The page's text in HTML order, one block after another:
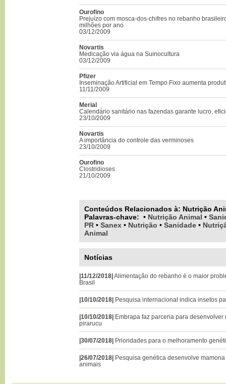
Ourofino
Prejuízo com mosca-dos-chifres no rebanho
milhões por ano
03/12/2009
Novartis
Medicação via água na Suinocultura
03/12/2009
Pfizer
Inseminação Artificial em Tempo Fixo aumenta
11/11/2009
Merial
Calendário sanitário nas fazendas garante lucro,
23/10/2009
Novartis
A importância do controle das verminoses
23/10/2009
Ourofino
Clostridioses
21/10/2009
Conteúdos Relacionados à: Nutrição
Palavras-chave: • Nutrição Animal •
PR • Sanex • Nutrição • Sanidade •
Animal
Notícias
|11/12/2018|Alimentação do rebanho é o maior
Brasil
|10/10/2018| Pesquisa internacional indica insetos
|10/10/2018| Embrapa faz parceria para desenvolver
pirarucu
|30/07/2018| Prioridades para o melhoramento
|26/07/2018| Pesquisa genética desenvolve
animais